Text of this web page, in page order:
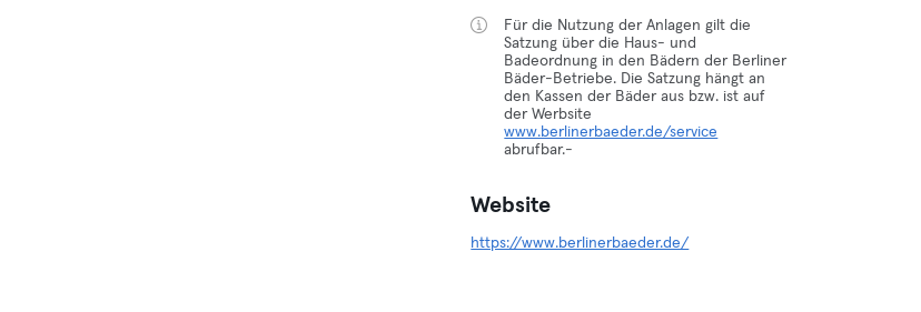
Für die Nutzung der Anlagen gilt die
Satzung über die Haus- und
Badeordnung in den Bädern der Berliner
Bäder-Betriebe. Die Satzung hängt an
den Kassen der Bäder aus bzw. ist auf
der Werbsite
www.berlinerbaeder.de/service
abrufbar.-
Website
https://www.berlinerbaeder.de/